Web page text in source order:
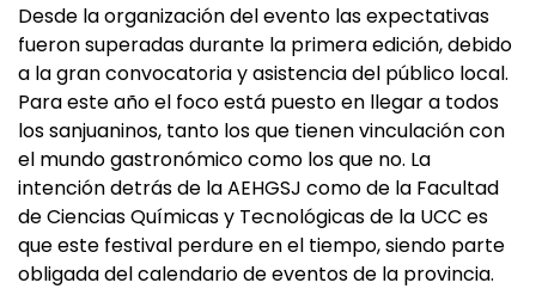
Desde la organización del evento las expectativas
fueron superadas durante la primera edición, debido
a la gran convocatoria y asistencia del público local.
Para este año el foco está puesto en llegar a todos
los sanjuaninos, tanto los que tienen vinculación con
el mundo gastronómico como los que no. La
intención detrás de la AEHGSJ como de la Facultad
de Ciencias Químicas y Tecnológicas de la UCC es
que este festival perdure en el tiempo, siendo parte
obligada del calendario de eventos de la provincia.